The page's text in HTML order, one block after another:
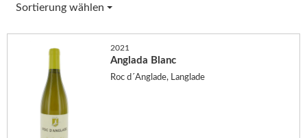
Sortierung wählen
2021
Anglada Blanc
Roc d´Anglade, Langlade